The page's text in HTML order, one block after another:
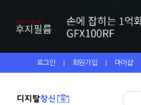
로그인 | 회원가입 | 마이샵